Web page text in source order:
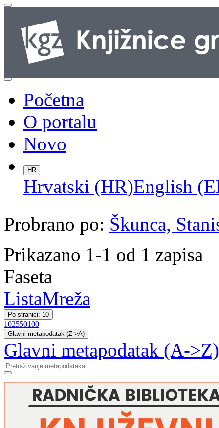
Početna
O portalu
Novo
HR
Hrvatski (HR)English
Probrano po: Škunca,
Prikazano 1-1 od 1 zapisa
Faseta
ListaMreža
Po stranici: 10
102550100
Glavni metapodatak (Z->A)
Glavni metapodatak (A->Z)